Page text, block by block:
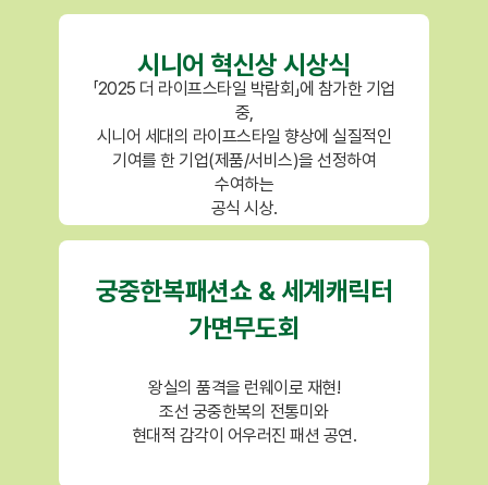
시니어 혁신상 시상식
「2025 더 라이프스타일 박람회」에 참가한 기업
중,
시니어 세대의 라이프스타일 향상에 실질적인
기여를 한 기업(제품/서비스)을 선정하여
수여하는
공식 시상.
궁중한복패션쇼 & 세계캐릭터
가면무도회
왕실의 품격을 런웨이로 재현!
조선 궁중한복의 전통미와
현대적 감각이 어우러진 패션 공연.